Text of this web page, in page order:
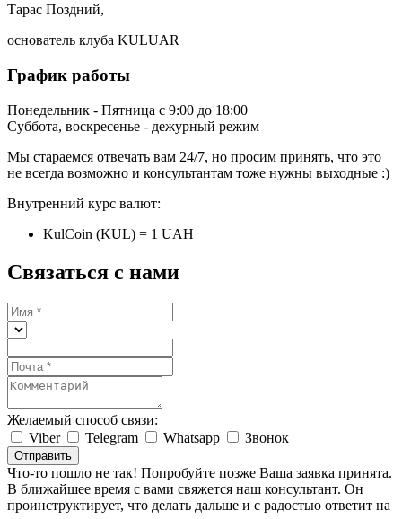
Тарас Поздний,
основатель клуба KULUAR
График работы
Понедельник - Пятница с 9:00 до 18:00
Суббота, воскресенье - дежурный режим
Мы стараемся отвечать вам 24/7, но просим принять, что это
не всегда возможно и консультантам тоже нужны выходные :)
Внутренний курс валют:
KulCoin (KUL) = 1 UAH
Связаться с нами
Желаемый способ связи:
Viber
Telegram Whatsapp Звонок
Отправить
Что-то пошло не так! Попробуйте позже Ваша заявка принята.
В ближайшее время с вами свяжется наш консультант. Он
проинструктирует, что делать дальше и с радостью ответит на